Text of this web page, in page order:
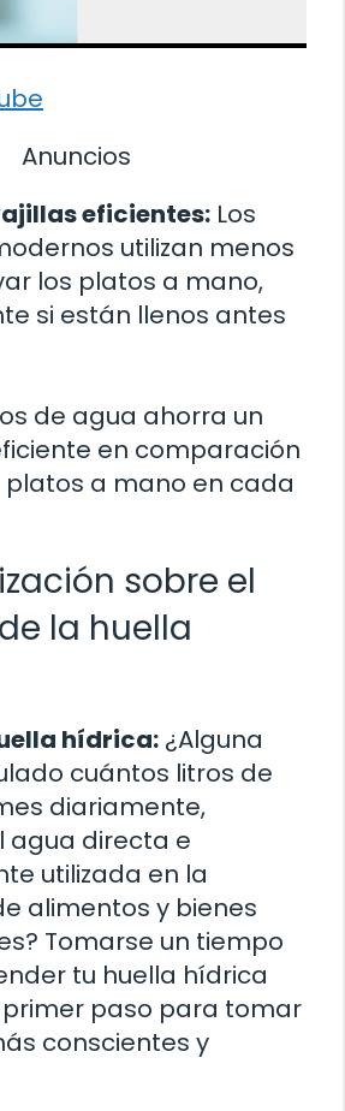
Anuncios
eficientes: Los
utilizan menos
los platos a mano,
si están llenos antes
de agua ahorra un
en comparación
platos a mano en cada
sobre el
la huella
hídrica: ¿Alguna
cuántos litros de
diariamente,
agua directa e
utilizada en la
alimentos y bienes
Tomarse un tiempo
tu huella hídrica
primer paso para tomar
conscientes y